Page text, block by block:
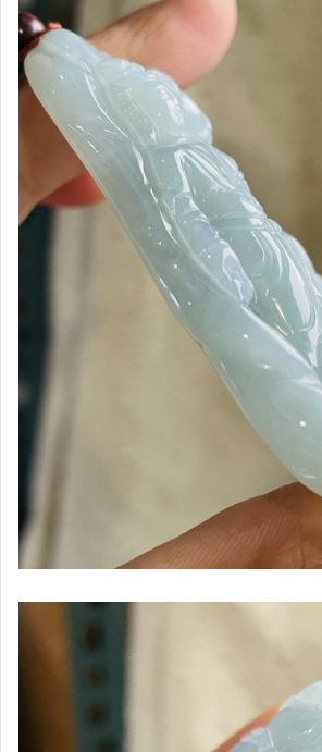
手牌／手串／珠鍊
大日如來／阿彌陀佛／寶寶佛
佛公／彌勒佛／大肚佛
觀音／度母／菩薩
媽祖／關公／三太子／玄天上帝／各路神像牌
山水牌／山水擺件